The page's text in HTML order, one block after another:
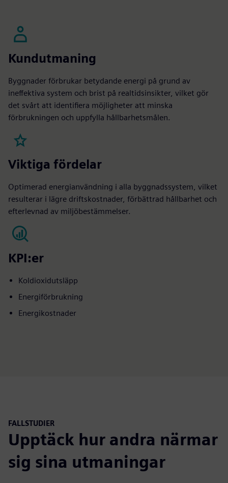
Kundutmaning
Byggnader förbrukar betydande energi på grund av
ineffektiva system och brist på realtidsinsikter, vilket gör
det svårt att identifiera möjligheter att minska
förbrukningen och uppfylla hållbarhetsmålen.
Viktiga fördelar
Optimerad energianvändning i alla byggnadssystem, vilket
resulterar i lägre driftskostnader, förbättrad hållbarhet och
efterlevnad av miljöbestämmelser.
KPI:er
Koldioxidutsläpp
Energiförbrukning
Energikostnader
FALLSTUDIER
Upptäck hur andra närmar
sig sina utmaningar